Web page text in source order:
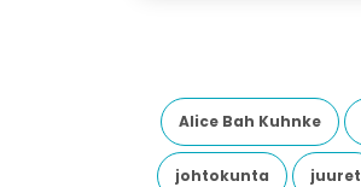
Alice Bah Kuhnke
johtokunta juuret